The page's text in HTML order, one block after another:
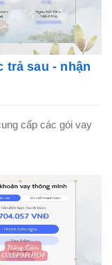
trả sau - nhận
cấp các gói vay